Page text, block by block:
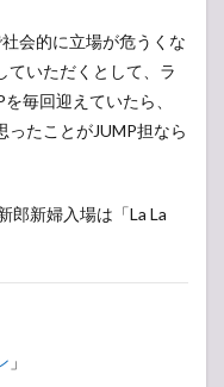
会的に立場が危うくな
ていただくとして、ラ
毎回迎えていたら、
ったことがJUMP担なら
郎新婦入場は「La La
」